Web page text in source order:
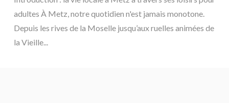
adultes À Metz, notre quotidien n'est jamais monotone.
Depuis les rives de la Moselle jusqu’aux ruelles animées de
la Vieille...